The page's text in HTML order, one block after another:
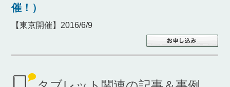
催！）
【東京開催】2016/6/9